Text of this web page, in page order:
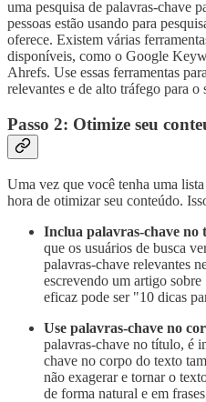
uma pesquisa de palavras-chave
pessoas estão usando para
oferece. Existem várias
disponíveis, como o Google
Ahrefs. Use essas ferramentas
relevantes e de alto tráfego para o
Passo 2: Otimize seu
Uma vez que você tenha uma
hora de otimizar seu conteúdo.
Inclua palavras-chave no
que os usuários de busca
palavras-chave relevantes
escrevendo um artigo
eficaz pode ser "10 dicas
Use palavras-chave no
palavras-chave no título, é
chave no corpo do texto
não exagerar e tornar o
de forma natural e em